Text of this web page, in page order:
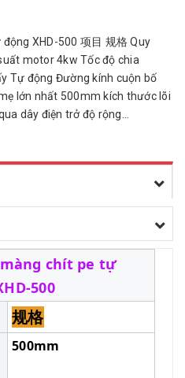
XHD-500 项目 规格 Quy
motor 4kw Tốc độ chia
Tự động Đường kính cuộn bố
lớn nhất 500mm kích thước lõi
dây điện trở độ rộng...
chít pe tự
500
规格
500mm